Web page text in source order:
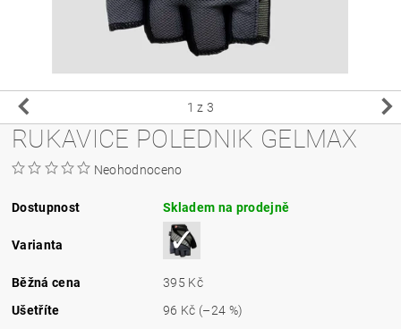
1 z 3
RUKAVICE POLEDNIK GELMAX
Neohodnoceno
Dostupnost Skladem na prodejně
Varianta
Běžná cena
395 Kč
Ušetříte
96 Kč (–24 %)